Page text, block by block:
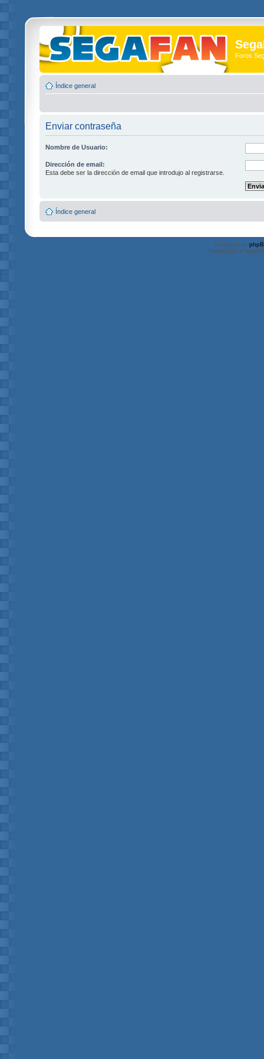
Foros
Índice general
Enviar contraseña
Nombre de Usuario:
Dirección de email:
Esta debe ser la dirección de email que introdujo al registrarse.
Índice general
Powered by
Traducción al